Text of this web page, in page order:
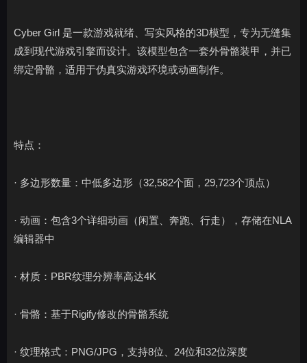
Cyber Girl 是一款游戏就绪、写实风格的3D模型，专为无缝集
成到现代游戏引擎而设计。该模型包含一套外骨骼装甲，并已
绑定骨骼，适用于伪真实游戏环境或动画制作。
特点：
· 多边形数量：中低多边形（32,582个面，29,723个顶点）
· 动画：包含3个详细动画（闲置、奔跑、行走），存储在NLA
编辑器中
· 材质：PBR纹理分辨率高达4K
· 骨骼：基于Rigify修改的骨骼系统
· 纹理格式：PNG/JPG，支持8位、24位和32位深度